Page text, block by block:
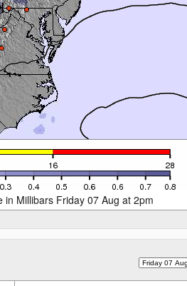
in Millibars Friday 07 Aug at 2pm